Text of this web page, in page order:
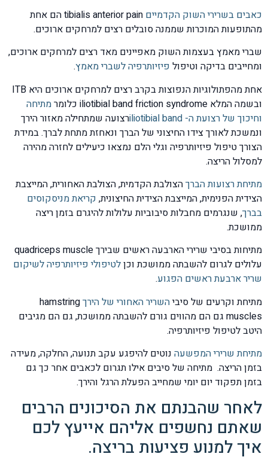
כאבים בשרירי השוק הקדמיים
tibialis anterior pain הם אחת
מהתופעות המוכרות שממנה סובלים רצים למרחקים ארוכים.
שברי מאמץ בעצמות השוק מאפיינים מאד רצים למרחקים ארוכים,
ומחייבים בדיקה וטיפול פיזיותרפיה לשברי מאמץ.
אחת מהפתולוגיות הנפוצות בקרב רצים למרחקים ארוכים היא ITB
ובשמה המלא iliotibial band friction syndrome כלומר
מתיחה
וחיכוך של רצועת ה- iliotibial band
רצועה שמתחילה מאזור הירך
ונמשכת לאורך צידו החיצוני של הברך ונאחזת מתחת לברך. במידת
הצורך טיפול פיזיותרפיה וגלי הלם נמצאו כיעילים לחזרה מהירה
למסלול הריצה.
מתיחת רצועות הברךהצולבת הקדמית, הצולבת האחורית, המייצבת
הצידית הפנימית, המייצבת הצידית החיצונית, קריאת מניסקוסים
בברך, שנגרמים מחבלות סיבוביות עלולות להיגרם בזמן ריצה
ממושכת.
מתיחות בסיבי שרירי הארבעה ראשים שבירך quadriceps muscle
עלולים לגרום להשבתה ממושכת וכןלטיפולי פיזיותרפיה לשיקום
שריר ארבעת ראשים הפגוע.
מתיחת וקרעים של סיביהשריר האחורי של הירךhamstring
muscles גם הם מהווים גורם להשבתה ממושכת, גם הם מגיבים
היטב לטיפול פיזיותרפיה.
מתיחת שרירי המפשעה נוטים להיפגע עקב תנועה, החלקה, מעידה
בזמן הריצה. מתיחה של סיבים אילו תגרום לכאבים אחר כך גם
בזמן תפקוד יום יומי שמחייב הפעלת הרגל והירך.
לאחר שהבנתם את הסיכונים הרבים
שאתם נחשפים אליהם אייעץ לכם
איך למנוע פציעות בריצה.